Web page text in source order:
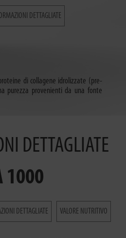
DETTAGLIATE
​​di collagene idrolizzate (pre-
purezza provenienti da una fonte
DETTAGLIATE
1000
DETTAGLIATE VALORE NUTRITIVO